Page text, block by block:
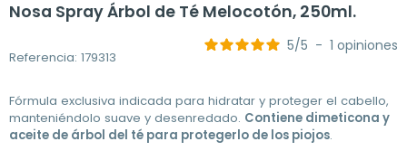
Nosa Spray Árbol de Té Melocotón, 250ml.
Referencia: 179313
5/5 - 1 opiniones
Fórmula exclusiva indicada para hidratar y proteger el cabello,
manteniéndolo suave y desenredado. Contiene dimeticona y
aceite de árbol del té para protegerlo de los piojos.